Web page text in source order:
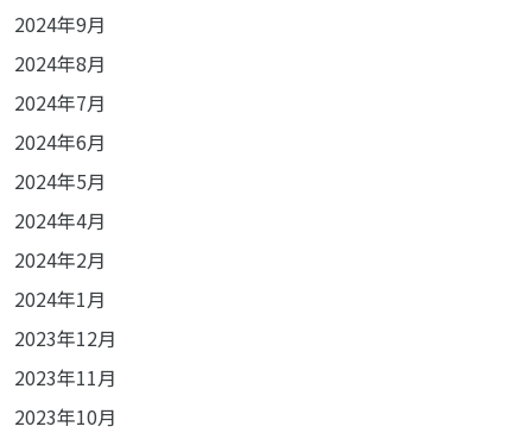
2024年9月
2024年8月
2024年7月
2024年6月
2024年5月
2024年4月
2024年2月
2024年1月
2023年12月
2023年11月
2023年10月